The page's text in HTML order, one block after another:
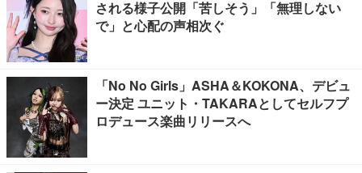
される様子公開「苦しそう」「無理しない
で」と心配の声相次ぐ
「No No Girls」ASHA＆KOKONA、デビュ
ー決定 ユニット・TAKARAとしてセルフプ
ロデュース楽曲リリースへ